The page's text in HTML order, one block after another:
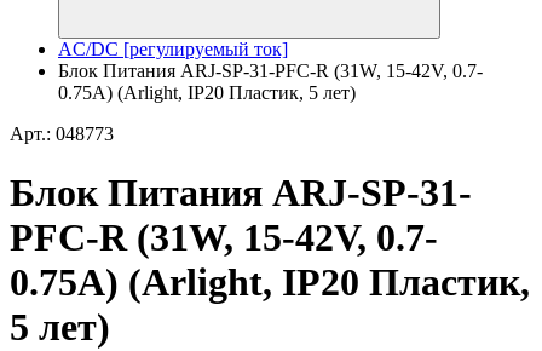
AC/DC [регулируемый ток]
Блок Питания ARJ-SP-31-PFC-R (31W, 15-42V, 0.7-
0.75A) (Arlight, IP20 Пластик, 5 лет)
Арт.: 048773
Блок Питания ARJ-SP-31-
PFC-R (31W, 15-42V, 0.7-
0.75A) (Arlight, IP20 Пластик,
5 лет)